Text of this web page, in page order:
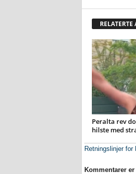
RELATERTE
Peralta rev
hilste med
Retningslinjer for
Kommentarer